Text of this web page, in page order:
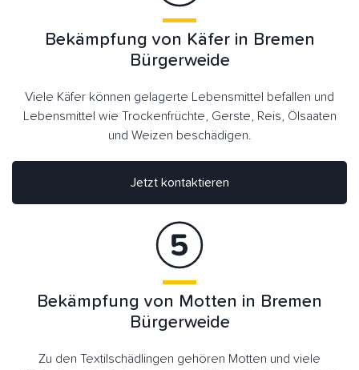
Jetzt kontaktieren
Bekämpfung von Käfer in Bremen
Bürgerweide
Viele Käfer können gelagerte Lebensmittel befallen und
Lebensmittel wie Trockenfrüchte, Gerste, Reis, Ölsaaten
und Weizen beschädigen.
Bekämpfung von Motten in Bremen
Bürgerweide
Zu den Textilschädlingen gehören Motten und viele